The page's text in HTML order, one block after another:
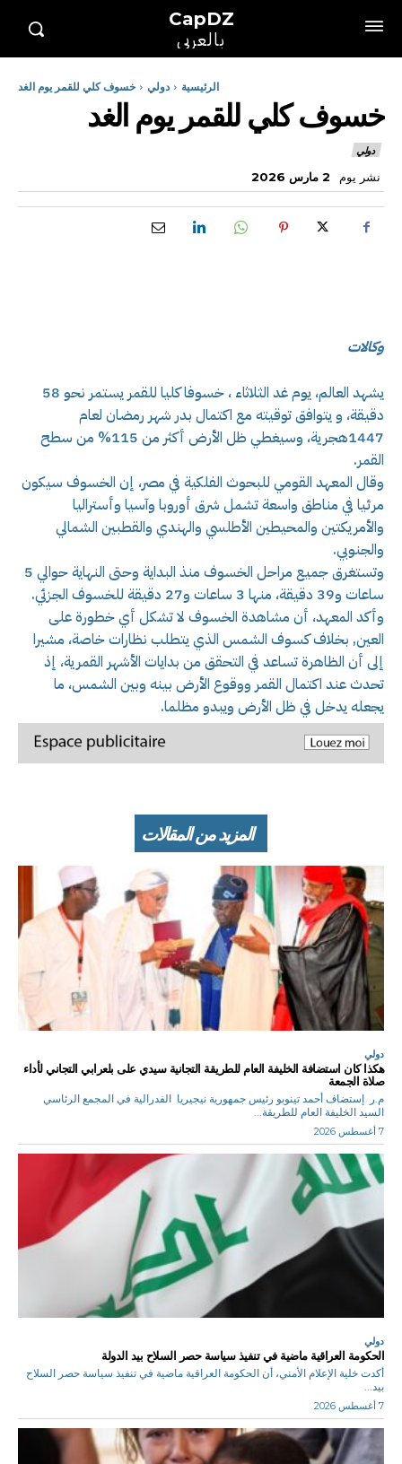
CapDZ
بالعربي
الرئيسية دولي خسوف كلي للقمر يوم الغد
خسوف كلي للقمر يوم الغد
دولي
نشر يوم 2 مارس 2026
وكالات
يشهد العالم، يوم غد الثلاثاء ، خسوفا كليا للقمر يستمر نحو 58
دقيقة، و يتوافق توقيته مع اكتمال بدر شهر رمضان لعام
1447هجرية، وسيغطي ظل الأرض أكثر من 115% من سطح
القمر.
وقال المعهد القومي للبحوث الفلكية في مصر، إن الخسوف سيكون
مرئيا في مناطق واسعة تشمل شرق أوروبا وآسيا وأستراليا
والأمريكتين والمحيطين الأطلسي والهندي والقطبين الشمالي
والجنوبي.
وتستغرق جميع مراحل الخسوف منذ البداية وحتى النهاية حوالي 5
ساعات و39 دقيقة، منها 3 ساعات و27 دقيقة للخسوف الجزئي.
وأكد المعهد، أن مشاهدة الخسوف لا تشكل أي خطورة على
العين, بخلاف كسوف الشمس الذي يتطلب نظارات خاصة، مشيرا
إلى أن الظاهرة تساعد في التحقق من بدايات الأشهر القمرية، إذ
تحدث عند اكتمال القمر ووقوع الأرض بينه وبين الشمس، ما
يجعله يدخل في ظل الأرض ويبدو مظلما.
المزيد من المقالات
دولي
هكذا كان استضافة الخليفة العام للطريقة التجانية سيدي على بلعرابي التجاني لأداء
صلاة الجمعة
م.ر إستضاف أحمد تينوبو رئيس جمهورية نيجيريا الفدرالية في المجمع الرئاسي
السيد الخليفة العام للطريقة...
7 أغسطس 2026
دولي
الحكومة العراقية ماضية في تنفيذ سياسة حصر السلاح بيد الدولة
أكدت خلية الإعلام الأمني، أن الحكومة العراقية ماضية في تنفيذ سياسة حصر السلاح
بيد...
7 أغسطس 2026